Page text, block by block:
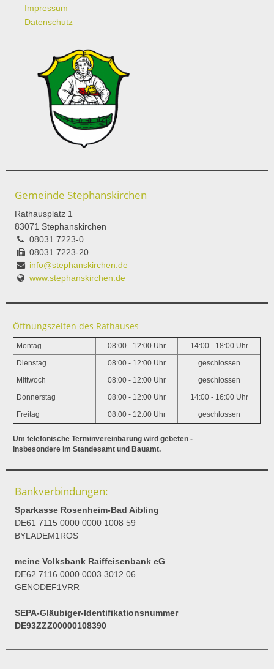
Impressum
Datenschutz
Gemeinde Stephanskirchen
Rathausplatz 1
83071 Stephanskirchen
08031 7223-0
08031 7223-20
info@stephanskirchen.de
www.stephanskirchen.de
Öffnungszeiten des Rathauses
Montag 08:00 - 12:00 Uhr 14:00 - 18:00 Uhr
Dienstag 08:00 - 12:00 Uhr geschlossen
Mittwoch 08:00 - 12:00 Uhr geschlossen
Donnerstag 08:00 - 12:00 Uhr 14:00 - 16:00 Uhr
Freitag 08:00 - 12:00 Uhr geschlossen
Um telefonische Terminvereinbarung wird gebeten -
insbesondere im Standesamt und Bauamt.
Bankverbindungen:
Sparkasse Rosenheim-Bad Aibling
DE61 7115 0000 0000 1008 59
BYLADEM1ROS
meine Volksbank Raiffeisenbank eG
DE62 7116 0000 0003 3012 06
GENODEF1VRR
SEPA-Gläubiger-Identifikationsnummer
DE93ZZZ00000108390